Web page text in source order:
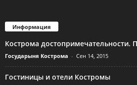
Информация
Кострома достопримечательности.
Государыня Кострома - Сен 14, 2015
Гостиницы и отели Костромы